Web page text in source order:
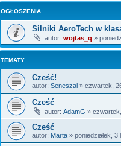
OGŁOSZENIA
Silniki AeroTech w
autor: wojtas_q »
TEMATY
Cześć!
autor: Seneszal » czwartek,
Cześć
autor: AdamG »
Cześć
autor: Marta » poniedziałek, 3